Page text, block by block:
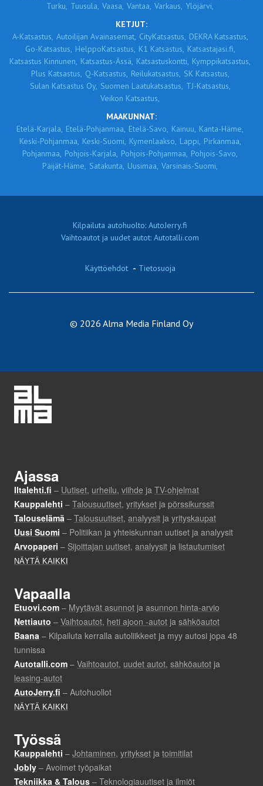
Turku, Tuusula, Vaasa, Vantaa, Varkaus, Ylöjärvi,
KETJUT:
A-Katsastus, Autoilijan Avainasemat, CityKatsastus, DEKRA Katsastus,
Go-Katsastus, HelppoKatsastus, K1 Katsastus, Katsastajasi.fi,
Katsastus Kinnunen, Katsastus-Ässä, Katsastuskontti, Kymppikatsastus,
Plus Katsastus, Q-Katsastus, Reilukatsastus, SK Katsastus,
Sulan Katsastus Oy, Suomen Laatukatsastus, TJ-Katsastus,
Veikon Katsastus,
MAAKUNNAT:
Etelä-Karjala, Etelä-Pohjanmaa, Etelä-Savo, Kainuu, Kanta-Häme,
Keski-Pohjanmaa, Keski-Suomi, Kymenlaakso, Lappi, Pirkanmaa,
Pohjanmaa, Pohjois-Karjala, Pohjois-Pohjanmaa, Pohjois-Savo,
Päijät-Häme, Satakunta, Uusimaa, Varsinais-Suomi,
Kilpailuta autohuolto: AutoJerry.fi
Vaihtoautot ja uudet autot: Autotalli.com
Käyttöehdot - Tietosuoja
© 2026 Alma Media Finland Oy